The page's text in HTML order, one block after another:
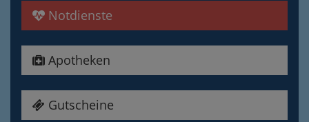
Notdienste
Apotheken
Gutscheine